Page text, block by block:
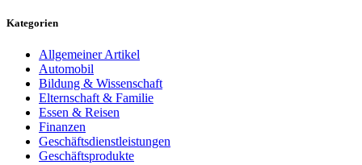
Kategorien
Allgemeiner Artikel
Automobil
Bildung & Wissenschaft
Elternschaft & Familie
Essen & Reisen
Finanzen
Geschäftsdienstleistungen
Geschäftsprodukte